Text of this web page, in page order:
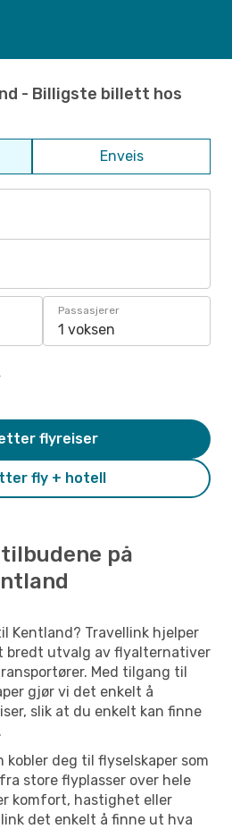
- Billigste billett hos
Enveis
Passasjerer
1 voksen
fly + hotell
flyreiser
på
Kentland? Travellink hjelper
bredt utvalg av flyalternativer
Med tilgang til
gjør vi det enkelt å
slik at du enkelt kan finne
deg til flyselskaper som
store flyplasser over hele
komfort, hastighet eller
det enkelt å finne ut hva